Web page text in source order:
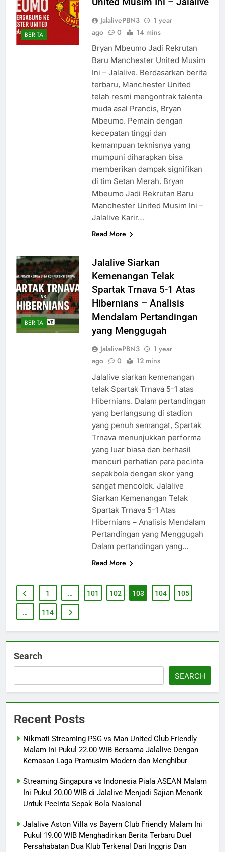
BERITA
JalalivePBN3
1 year
ago
0 14 mins
Bryan Mbeumo Jadi Rekrutan
Baru Manchester United Musim
Ini – Jalalive. Berdasarkan berita
terbaru, Manchester United
telah resmi mengontrak talenta
muda asal Prancis, Bryan
Mbeumo. Pemain dengan
kecepatan tinggi dan
kemampuan teknisnya yang
mumpuni diharapkan bisa
memberikan dampak signifikan
di tim Setan Merah. Bryan
Mbeumo Jadi Rekrutan Baru
Manchester United Musim Ini –
Jalalive Karir…
Read More
BERITA
Jalalive Siarkan
Kemenangan Telak
Spartak Trnava 5-1 Atas
Hibernians – Analisis
Mendalam Pertandingan
yang Menggugah
JalalivePBN3
1 year
ago
0 12 mins
Jalalive siarkan kemenangan
telak Spartak Trnava 5-1 atas
Hibernians. Dalam pertandingan
yang berlangsung di stadion
yang penuh semangat, Spartak
Trnava menunjukkan performa
yang luar biasa dan berhasil
mencuri perhatian para pecinta
sepakbola dengan skor yang
sangat mencolok. Jalalive
Siarkan Kemenangan Telak
Spartak Trnava 5-1 Atas
Hibernians – Analisis Mendalam
Pertandingan yang Menggugah
Dalam pertandingan yang…
Read More
1 … 101 102 103 104 105
… 114
Search
SEARCH
Recent Posts
Nikmati Streaming PSG vs Man United Club Friendly
Malam Ini Pukul 22.00 WIB Bersama Jalalive Dengan
Kemasan Laga Pramusim Modern dan Menghibur
Streaming Singapura vs Indonesia Piala ASEAN Malam
Ini Pukul 20.00 WIB di Jalalive Menjadi Sajian Menarik
Untuk Pecinta Sepak Bola Nasional
Jalalive Aston Villa vs Bayern Club Friendly Malam Ini
Pukul 19.00 WIB Menghadirkan Berita Terbaru Duel
Persahabatan Dua Klub Terkenal Dari Inggris Dan